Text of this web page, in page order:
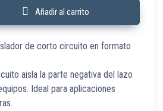
aislador formato DIN XP95 cantidad
Añadir al carrito
de corto circuito en formato
aisla la parte negativa del lazo
Ideal para aplicaciones